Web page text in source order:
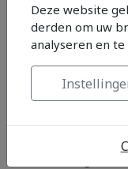
ommuurde
2500 m² groot
bosperceel van
zijn ruim 200
begraven en er
grafstenen.
en achterstallig
Deze website
derden om uw
analyseren en